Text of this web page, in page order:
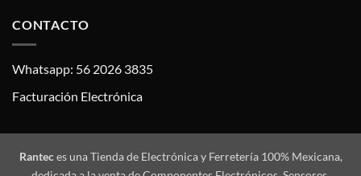
CONTACTO
Whatsapp: 56 2026 3835
Facturación Electrónica
Ranteces una Tienda de Electrónica y Ferretería 100% Mexicana,